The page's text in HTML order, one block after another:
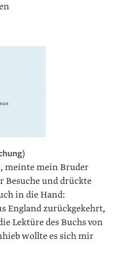
meinte mein Bruder
Besuche und drückte
in die Hand:
England zurückgekehrt,
Lektüre des Buchs von
wollte es sich mir